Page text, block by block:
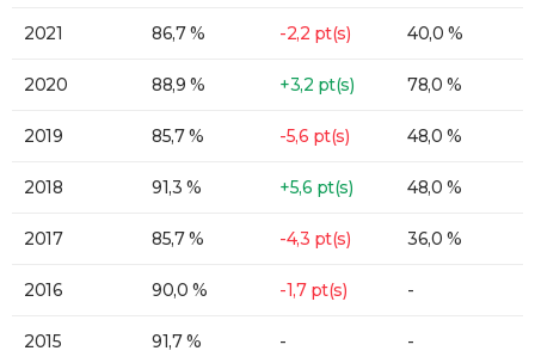
2021 86,7 % -2,2 pt(s) 40,0 %
2020 88,9 % +3,2 pt(s) 78,0 %
2019 85,7 % -5,6 pt(s) 48,0 %
2018 91,3 % +5,6 pt(s) 48,0 %
2017 85,7 % -4,3 pt(s) 36,0 %
2016 90,0 % -1,7 pt(s) -
2015 91,7 % - -